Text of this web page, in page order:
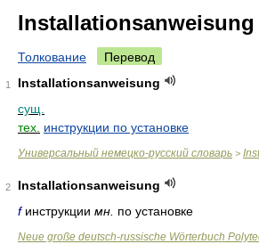
Installationsanweisung
Толкование Перевод
1
Installationsanweisung
сущ.
тех. инструкции по установке
Универсальный немецко-русский словарь >
2
Installationsanweisung
fинструкции мн. по установке
Neue große deutsch-russische Wörterbuch